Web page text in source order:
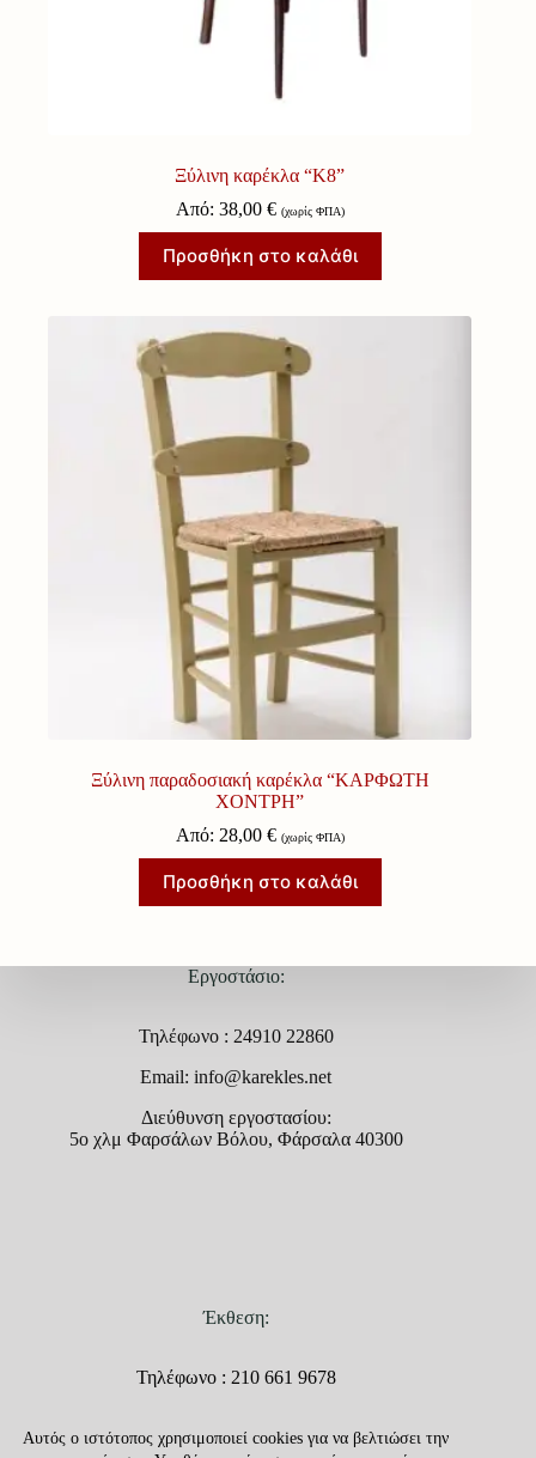
Αυτός ο ιστότοπος χρησιμοποιεί cookies για να βελτιώσει την
Ξύλινη καρέκλα “Κ8”
Από: 38,00 € (χωρίς ΦΠΑ)
Προσθήκη στο καλάθι
Ξύλινη παραδοσιακή καρέκλα “ΚΑΡΦΩΤΗ
ΧΟΝΤΡΗ”
Από: 28,00 € (χωρίς ΦΠΑ)
Προσθήκη στο καλάθι
Εργοστάσιο:
Τηλέφωνο : 24910 22860
Email: info@karekles.net
Διεύθυνση εργοστασίου:
5ο χλμ Φαρσάλων Βόλου, Φάρσαλα 40300
Έκθεση:
Τηλέφωνο : 210 661 9678